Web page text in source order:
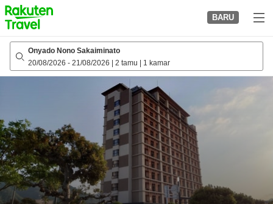
to
top
page
BARU
Onyado Nono Sakaiminato
20/08/2026 - 21/08/2026 2 tamu 1 kamar